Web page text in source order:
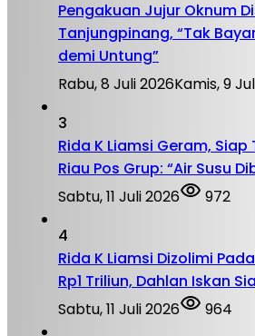
Pengakuan Jujur Oknum
Tanjungpinang, “Tak
demi Untung”
Rabu, 8 Juli 2026Kamis, 9
3
Rida K Liamsi Geram,
Riau Pos Grup: “Air Susu
Sabtu, 11 Juli 2026
972
4
Rida K Liamsi Dizolimi
Rp1 Triliun, Dahlan Iskan
Sabtu, 11 Juli 2026
964